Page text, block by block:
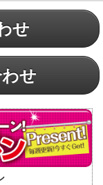
せ
せ